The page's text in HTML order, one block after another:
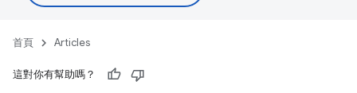
首頁 Articles
這對你有幫助嗎？